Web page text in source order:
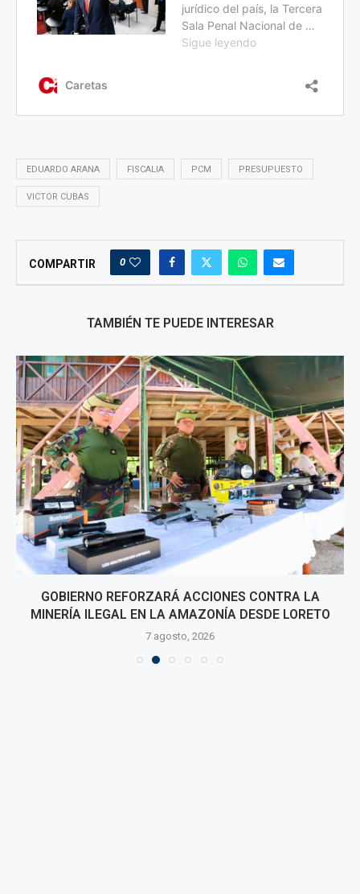
EDUARDO ARANA FISCALIA PCM PRESUPUESTO
VICTOR CUBAS
COMPARTIR 0
TAMBIÉN TE PUEDE INTERESAR
GOBIERNO REFORZARÁ ACCIONES CONTRA LA
MINERÍA ILEGAL EN LA AMAZONÍA DESDE LORETO
7 agosto, 2026